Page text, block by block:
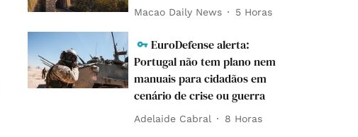
Macao Daily News 5 Horas
EuroDefense alerta:
Portugal não tem plano nem
manuais para cidadãos em
cenário de crise ou guerra
Adelaide Cabral 8 Horas